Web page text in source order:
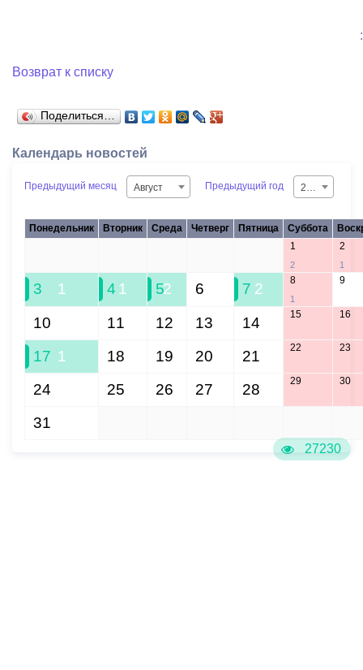
27230
:
Возврат к списку
Поделиться…
Календарь новостей
Предыдущий месяц Август Предыдущий год
Понедельник Вторник Среда Четверг Пятница Суббота
1
2
2
1
3 1 4 1 52 6 7 2 8
1
9
10 11 12 13 14 15 16
17 1 18 19 20 21 22 23
24 25 26 27 28 29 30
31